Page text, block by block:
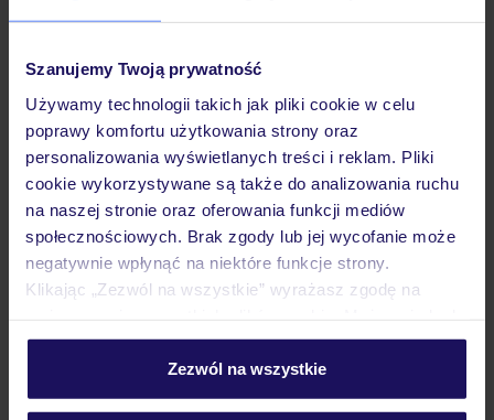
Szanujemy Twoją prywatność
Używamy technologii takich jak pliki cookie w celu
poprawy komfortu użytkowania strony oraz
personalizowania wyświetlanych treści i reklam. Pliki
cookie wykorzystywane są także do analizowania ruchu
na naszej stronie oraz oferowania funkcji mediów
społecznościowych. Brak zgody lub jej wycofanie może
negatywnie wpłynąć na niektóre funkcje strony.
Klikając „Zezwól na wszystkie” wyrażasz zgodę na
personalizować swój wybór wchodząc w zakładkę
Szczegółowe informacje o plikach cookie znajdziesz
Zezwól na wszystkie
Pokoje
Wyżywienie
Atrakcje
Często zadawane pytania